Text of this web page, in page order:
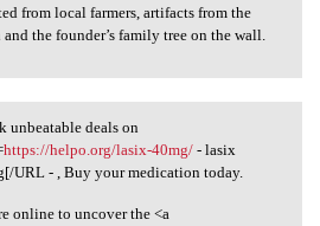
from local farmers, artifacts from the
the founder’s family tree on the wall.
unbeatable deals on
unbeatable deals on
https://helpo.org/lasix-40mg/- lasix
URL - , Buy your medication today.
online to uncover the <a